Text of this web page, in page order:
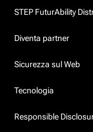
STEP FuturAbility
Diventa partner
Sicurezza sul Web
Tecnologia
Responsible